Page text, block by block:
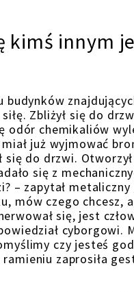
kimś innym
budynków
Zbliżył się do
odór chemikaliów
już wyjmować
się do drzwi.
się z
– zapytał
mów czego
się, jest
cyborgowi.
czy jesteś
zaprosiła